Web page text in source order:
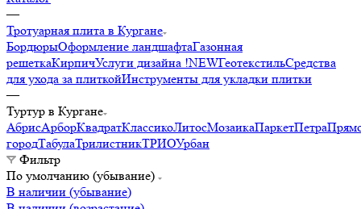
—
Тротуарная плита в Кургане
БордюрыОформление ландшафтаГазонная
решеткаКирпичУслуги дизайна !NEWГеотекстильСредства
для ухода за плиткойИнструменты для укладки плитки
—
Туртур в Кургане
АбрисАрборКвадратКлассикоЛитосМозаикаПаркетПетра
городТабулаТрилистникТРИОУрбан
Фильтр
По умолчанию (убывание)
В наличии (убывание)